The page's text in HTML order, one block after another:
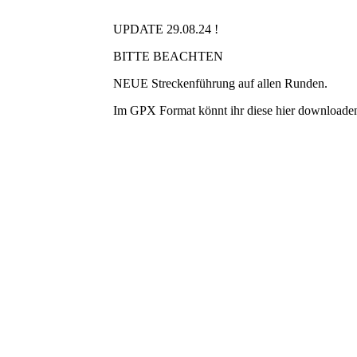
UPDATE 29.08.24 !
BITTE BEACHTEN
NEUE Streckenführung auf allen Runden.
Im GPX Format könnt ihr diese hier